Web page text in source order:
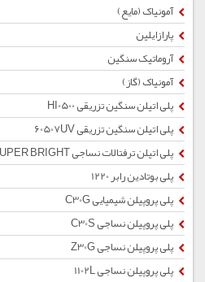
آمونیاک (مایع)
پارازایلین
آروماتیک سنگین
آمونیاک (گاز)
پلی اتیلن سنگین تزریقی HI0500
پلی اتیلن سنگین تزریقی 60507UV
پلی اتیلن ترفتالات نساجی SUPER BRIGHT
پلی بوتادین رابر 1220
پلی پروپیلن شیمیایی C30G
پلی پروپیلن نساجی C30S
پلی پروپیلن نساجی Z30G
پلی پروپیلن نساجی 1102L